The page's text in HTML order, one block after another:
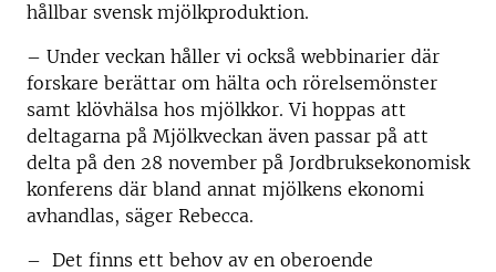
hållbar svensk mjölkproduktion.
– Under veckan håller vi också webbinarier där
forskare berättar om hälta och rörelsemönster
samt klövhälsa hos mjölkkor. Vi hoppas att
deltagarna på Mjölkveckan även passar på att
delta på den 28 november på Jordbruksekonomisk
konferens där bland annat mjölkens ekonomi
avhandlas, säger Rebecca.
– Det finns ett behov av en oberoende